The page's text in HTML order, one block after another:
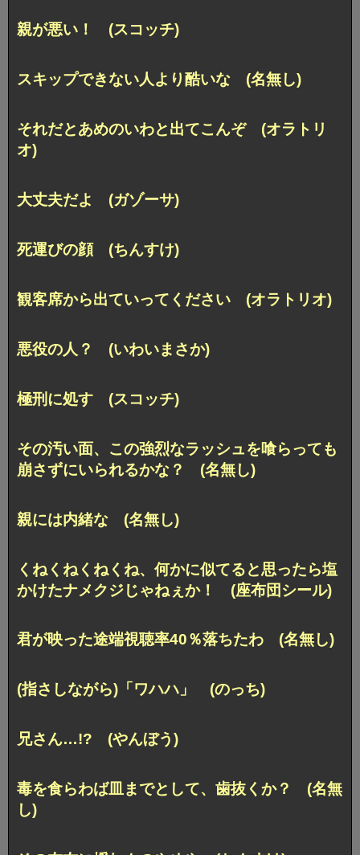
親が悪い！ (スコッチ)
スキップできない人より酷いな (名無し)
それだとあめのいわと出てこんぞ (オラトリ
オ)
大丈夫だよ (ガゾーサ)
死運びの顔 (ちんすけ)
観客席から出ていってください (オラトリオ)
悪役の人？ (いわいまさか)
極刑に処す (スコッチ)
その汚い面、この強烈なラッシュを喰らっても
崩さずにいられるかな？ (名無し)
親には内緒な (名無し)
くねくねくねくね、何かに似てると思ったら塩
かけたナメクジじゃねぇか！ (座布団シール)
君が映った途端視聴率40％落ちたわ (名無し)
(指さしながら)「ワハハ」 (のっち)
兄さん…!? (やんぼう)
毒を食らわば皿までとして、歯抜くか？ (名無
し)